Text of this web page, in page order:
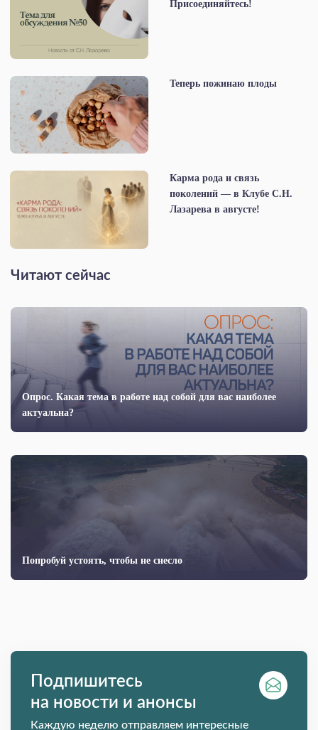
Присоединяйтесь!
Теперь пожинаю плоды
Карма рода и связь
поколений — в Клубе С.Н.
Лазарева в августе!
Читают сейчас
Опрос. Какая тема в работе над собой для вас наиболее
актуальна?
Попробуй устоять, чтобы не снесло
Подпишитесь
на новости и анонсы
Каждую неделю отправляем интересные